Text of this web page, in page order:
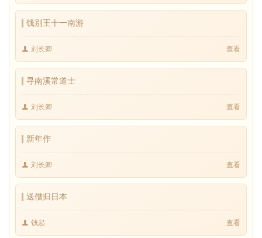
饯别王十一南游
刘长卿 查看
寻南溪常道士
刘长卿 查看
新年作
刘长卿 查看
送僧归日本
钱起 查看